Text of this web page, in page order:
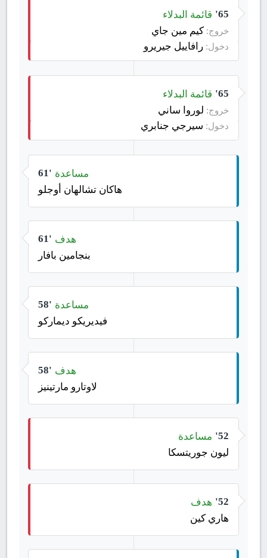
65' قائمة البدلاء
خروج: كيم مين جاي
دخول: رافاييل جيريرو
65' قائمة البدلاء
خروج: لوروا ساني
دخول: سيرجي جنابري
61' مساعدة
هاكان تشالهان أوجلو
61' هدف
بنجامين بافار
58' مساعدة
فيديريكو ديماركو
58' هدف
لاوتارو مارتينيز
52' مساعدة
ليون جوريتسكا
52' هدف
هاري كين